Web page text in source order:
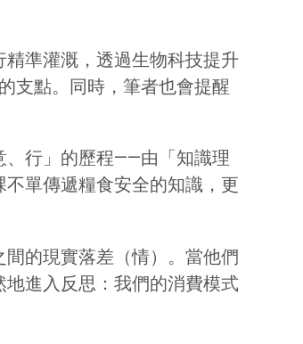
準灌溉，透過生物科技提升
支點。同時，筆者也會提醒
、行」的歷程——由「知識理
單傳遞糧食安全的知識，更
的現實落差（情）。當他們
進入反思：我們的消費模式